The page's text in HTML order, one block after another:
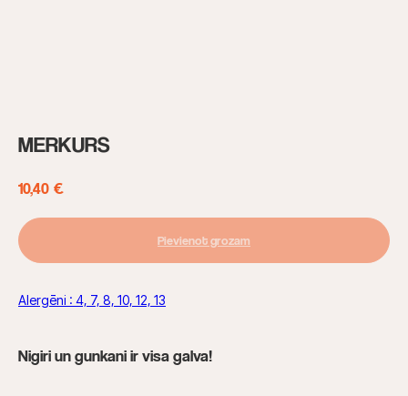
MERKURS
10,40 €
Pievienot grozam
Alergēni : 4, 7, 8, 10, 12, 13
Nigiri un gunkani ir visa galva!